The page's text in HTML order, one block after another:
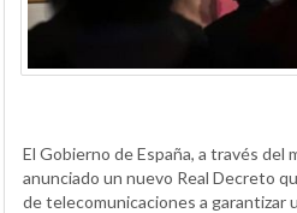
El Gobierno de España, a través del
anunciado un nuevo Real Decreto
de telecomunicaciones a garantizar